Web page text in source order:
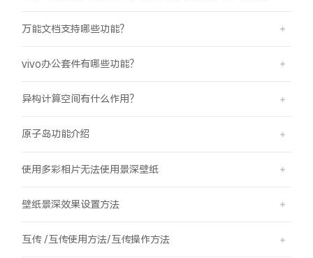
万能文档支持哪些功能？
vivo办公套件有哪些功能？
异构计算空间有什么作用？
原子岛功能介绍
使用多彩相片无法使用景深壁纸
壁纸景深效果设置方法
互传 /互传使用方法/互传操作方法